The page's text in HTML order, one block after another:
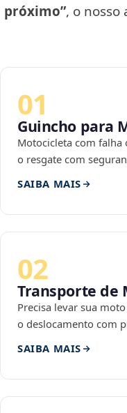
próximo”, o
01
Guincho para
Motocicleta com falha
o resgate com
SAIBA MAIS
02
Transporte de
Precisa levar sua
o deslocamento com
SAIBA MAIS